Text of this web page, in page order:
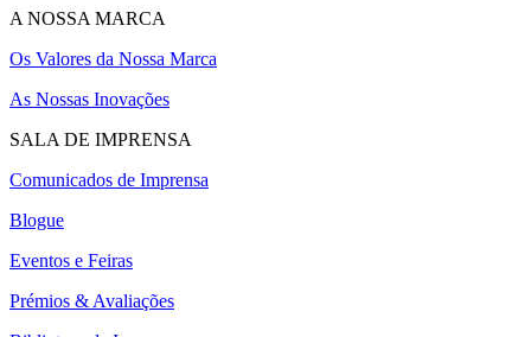
A NOSSA MARCA
Os Valores da Nossa Marca
As Nossas Inovações
SALA DE IMPRENSA
Comunicados de Imprensa
Blogue
Eventos e Feiras
Prémios & Avaliações